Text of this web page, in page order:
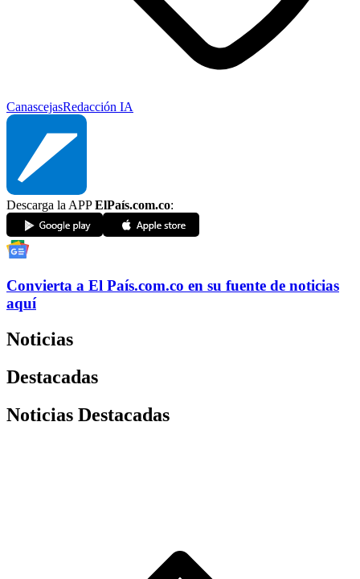
CanascejasRedacción IA
Descarga la APPElPaís.com.co:
Convierta a El País.com.co en su fuente de noticias
aquí
Noticias
Destacadas
Noticias Destacadas